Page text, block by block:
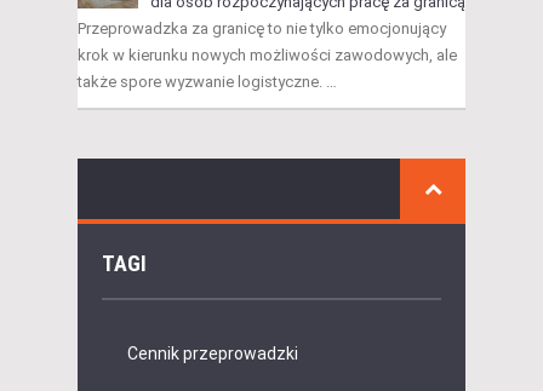
Przeprowadzka za granicę to nie tylko emocjonujący
krok w kierunku nowych możliwości zawodowych, ale
także spore wyzwanie logistyczne. …
TAGI
Cennik przeprowadzki